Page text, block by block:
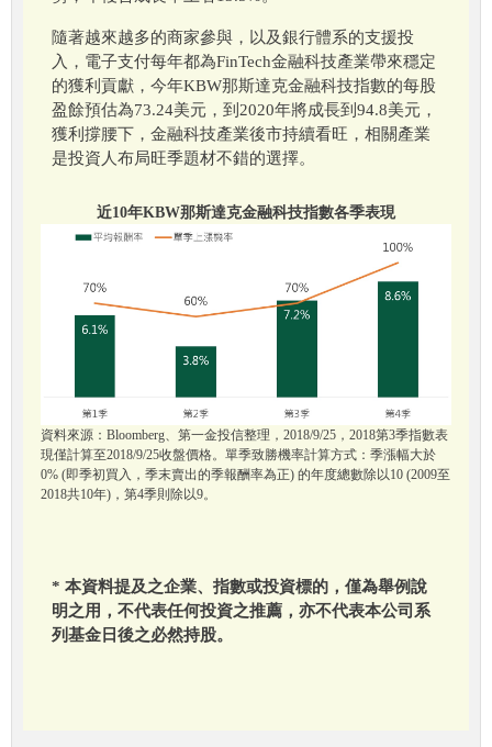
隨著越來越多的商家參與，以及銀行體系的支援投
入，電子支付每年都為FinTech金融科技產業帶來穩定
的獲利貢獻，今年KBW那斯達克金融科技指數的每股
盈餘預估為73.24美元，到2020年將成長到94.8美元，
獲利撐腰下，金融科技產業後市持續看旺，相關產業
是投資人布局旺季題材不錯的選擇。
近10年KBW那斯達克金融科技指數各季表現
資料來源：Bloomberg、第一金投信整理，2018/9/25，2018第3季指數表
現僅計算至2018/9/25收盤價格。單季致勝機率計算方式：季漲幅大於
0% (即季初買入，季末賣出的季報酬率為正) 的年度總數除以10 (2009至
2018共10年)，第4季則除以9。
* 本資料提及之企業、指數或投資標的，僅為舉例說
明之用，不代表任何投資之推薦，亦不代表本公司系
列基金日後之必然持股。